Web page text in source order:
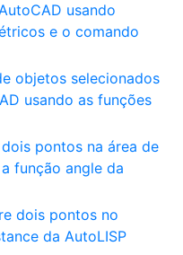
usando
e o comando
objetos selecionados
usando as funções
pontos na área de
função angle da
dois pontos no
da AutoLISP